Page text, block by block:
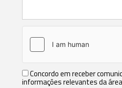
Concordo em receber
informações relevantes da